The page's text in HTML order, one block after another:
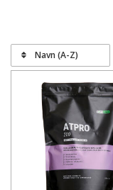
har et højt indhold
proteinpulver kan
denne. Ellers
på beholderen.
Navn (A-Z)